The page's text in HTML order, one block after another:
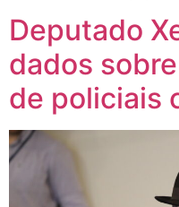
Deputado
dados
de policiais